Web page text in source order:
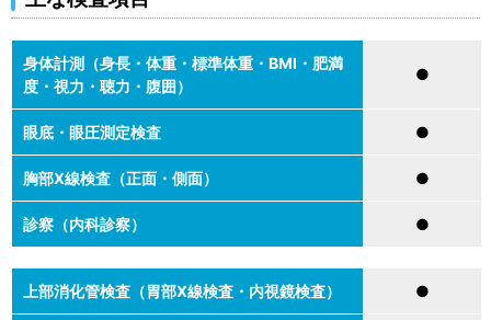
身体計測（身長・体重・標準体重・BMI・肥満
度・視力・聴力・腹囲）
●
眼底・眼圧測定検査 ●
胸部X線検査（正面・側面） ●
診察（内科診察） ●
上部消化管検査（胃部X線検査・内視鏡検査） ●